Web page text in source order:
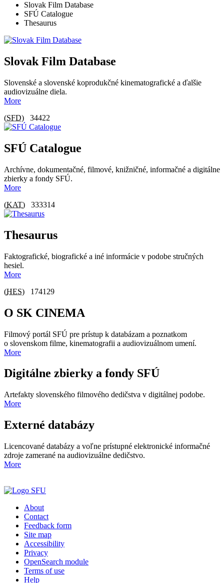
Slovak Film Database
SFÚ Catalogue
Thesaurus
Slovak Film Database
Slovenské a slovenské koprodukčné kinematografické a ďalšie
audiovizuálne diela.
More
(SFD) 34422
SFÚ Catalogue
Archívne, dokumentačné, filmové, knižničné, informačné a digitálne
zbierky a fondy SFÚ.
More
(KAT) 333314
Thesaurus
Faktografické, biografické a iné informácie v podobe stručných
hesiel.
More
(HES) 174129
O SK CINEMA
Filmový portál SFÚ pre prístup k databázam a poznatkom
o slovenskom filme, kinematografii a audiovizuálnom umení.
More
Digitálne zbierky a fondy SFÚ
Artefakty slovenského filmového dedičstva v digitálnej podobe.
More
Externé databázy
Licencované databázy a voľne prístupné elektronické informačné
zdroje zamerané na audiovizuálne dedičstvo.
More
About
Contact
Feedback form
Site map
Accessibility
Privacy
OpenSearch module
Terms of use
Help